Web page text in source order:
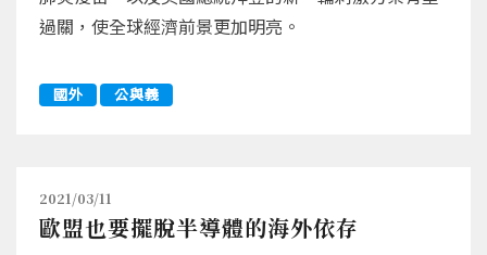
過關，使全球經濟前景更加明亮。
國外 公與義
2021/03/11
歐盟也要擺脫半導體的海外依存